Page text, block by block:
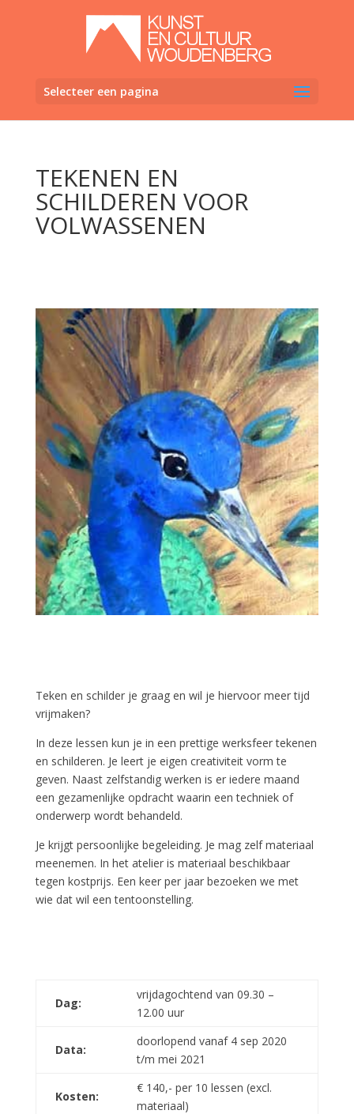
Selecteer een pagina
TEKENEN EN
SCHILDEREN VOOR
VOLWASSENEN
Teken en schilder je graag en wil je hiervoor meer tijd
vrijmaken?
In deze lessen kun je in een prettige werksfeer tekenen
en schilderen. Je leert je eigen creativiteit vorm te
geven. Naast zelfstandig werken is er iedere maand
een gezamenlijke opdracht waarin een techniek of
onderwerp wordt behandeld.
Je krijgt persoonlijke begeleiding. Je mag zelf materiaal
meenemen. In het atelier is materiaal beschikbaar
tegen kostprijs. Een keer per jaar bezoeken we met
wie dat wil een tentoonstelling.
Dag:
vrijdagochtend van 09.30 –
12.00 uur
Data:
doorlopend vanaf 4 sep 2020
t/m mei 2021
Kosten:
€ 140,- per 10 lessen (excl.
materiaal)